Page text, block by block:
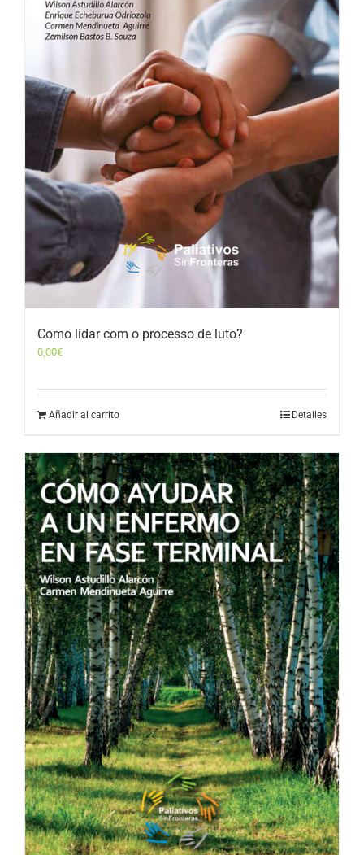
Como lidar com o processo de luto?
0,00€
Añadir al carrito Detalles